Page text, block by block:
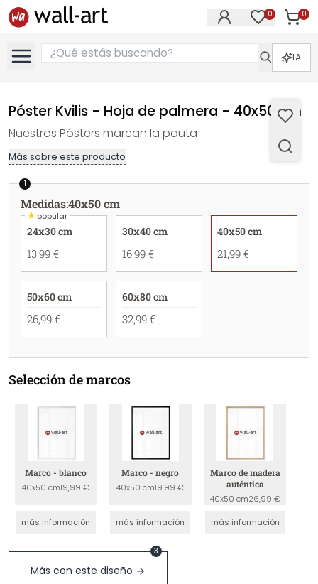
0 0
IA
Póster Kvilis - Hoja de palmera - 40x50 cm
Nuestros Pósters marcan la pauta
Más sobre este producto
1
Medidas:40x50 cm
★popular
24x30 cm
13,99 €
30x40 cm
16,99 €
40x50 cm
21,99 €
50x60 cm
26,99 €
60x80 cm
32,99 €
Selección de marcos
Marco - blanco
40x50 cm19,99 €
más información
Marco - negro
40x50 cm19,99 €
más información
Marco de madera
auténtica
40x50 cm26,99 €
más información
Más con este diseño
3